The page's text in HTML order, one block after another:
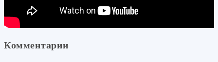
Комментарии